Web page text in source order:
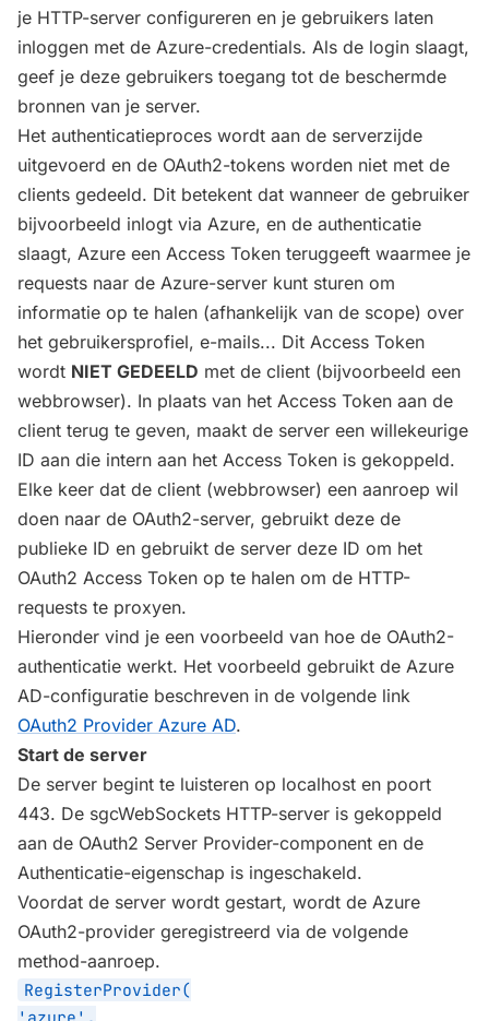
je HTTP-server configureren en je gebruikers laten
inloggen met de Azure-credentials. Als de login slaagt,
geef je deze gebruikers toegang tot de beschermde
bronnen van je server.
Het authenticatieproces wordt aan de serverzijde
uitgevoerd en de OAuth2-tokens worden niet met de
clients gedeeld. Dit betekent dat wanneer de gebruiker
bijvoorbeeld inlogt via Azure, en de authenticatie
slaagt, Azure een Access Token teruggeeft waarmee je
requests naar de Azure-server kunt sturen om
informatie op te halen (afhankelijk van de scope) over
het gebruikersprofiel, e-mails... Dit Access Token
wordt NIET GEDEELD met de client (bijvoorbeeld een
webbrowser). In plaats van het Access Token aan de
client terug te geven, maakt de server een willekeurige
ID aan die intern aan het Access Token is gekoppeld.
Elke keer dat de client (webbrowser) een aanroep wil
doen naar de OAuth2-server, gebruikt deze de
publieke ID en gebruikt de server deze ID om het
OAuth2 Access Token op te halen om de HTTP-
requests te proxyen.
Hieronder vind je een voorbeeld van hoe de OAuth2-
authenticatie werkt. Het voorbeeld gebruikt de Azure
AD-configuratie beschreven in de volgende link
OAuth2 Provider Azure AD.
Start de server
De server begint te luisteren op localhost en poort
443. De sgcWebSockets HTTP-server is gekoppeld
aan de OAuth2 Server Provider-component en de
Authenticatie-eigenschap is ingeschakeld.
Voordat de server wordt gestart, wordt de Azure
OAuth2-provider geregistreerd via de volgende
method-aanroep.
RegisterProvider(
'azure',